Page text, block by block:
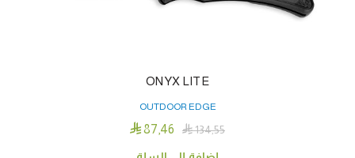
ONYX LITE
OUTDOOR EDGE

134٫55  87٫46